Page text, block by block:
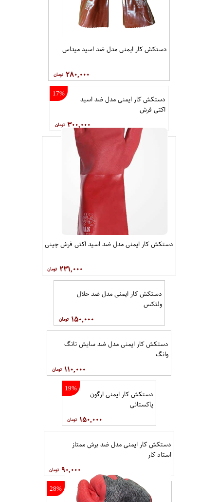
دستکش کار ایمنی مدل ضد اسید میداس
۲۸۰,۰۰۰
17%
دستکش کار ایمنی مدل ضد اسید
اکتی فرش
۳۰۰,۰۰۰
دستکش کار ایمنی مدل ضد اسید اکتی فرش چینی
۲۳۱,۰۰۰
دستکش کار ایمنی مدل ضد حلال
ولتکس
۱۵۰,۰۰۰
دستکش کار ایمنی مدل ضد سایش تانگ
وانگ
۱۱۰,۰۰۰
19%
دستکش کار ایمنی ارگون
پاکستانی
۱۵۰,۰۰۰
دستکش کار ایمنی مدل ضد برش ممتاز
استاد کار
۹۰,۰۰۰
28%